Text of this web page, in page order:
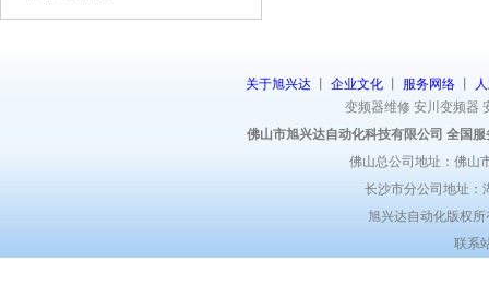
关于旭兴达 企业文化 服务网络
变频器维修 安川变频器
佛山市旭兴达自动化科技有限公司 全国
佛山总公司地址：佛山
长沙市分公司地址：
旭兴达自动化版权
联系